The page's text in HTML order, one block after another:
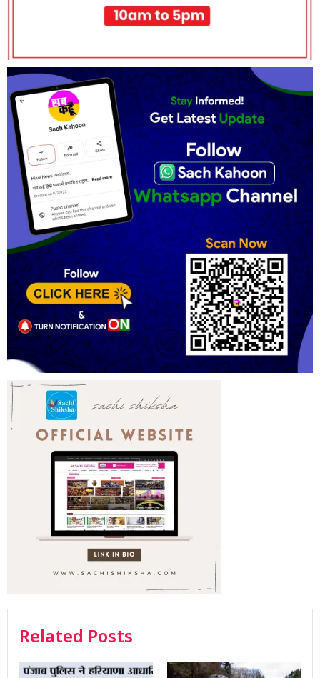
Related Posts